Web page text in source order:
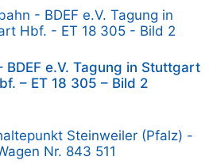
e.V. Tagung in Stuttgart
– ET 18 305 – Bild 2